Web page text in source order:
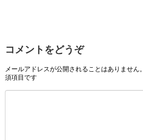
コメントをどうぞ
メールアドレスが公開されることはありません。
須項目です